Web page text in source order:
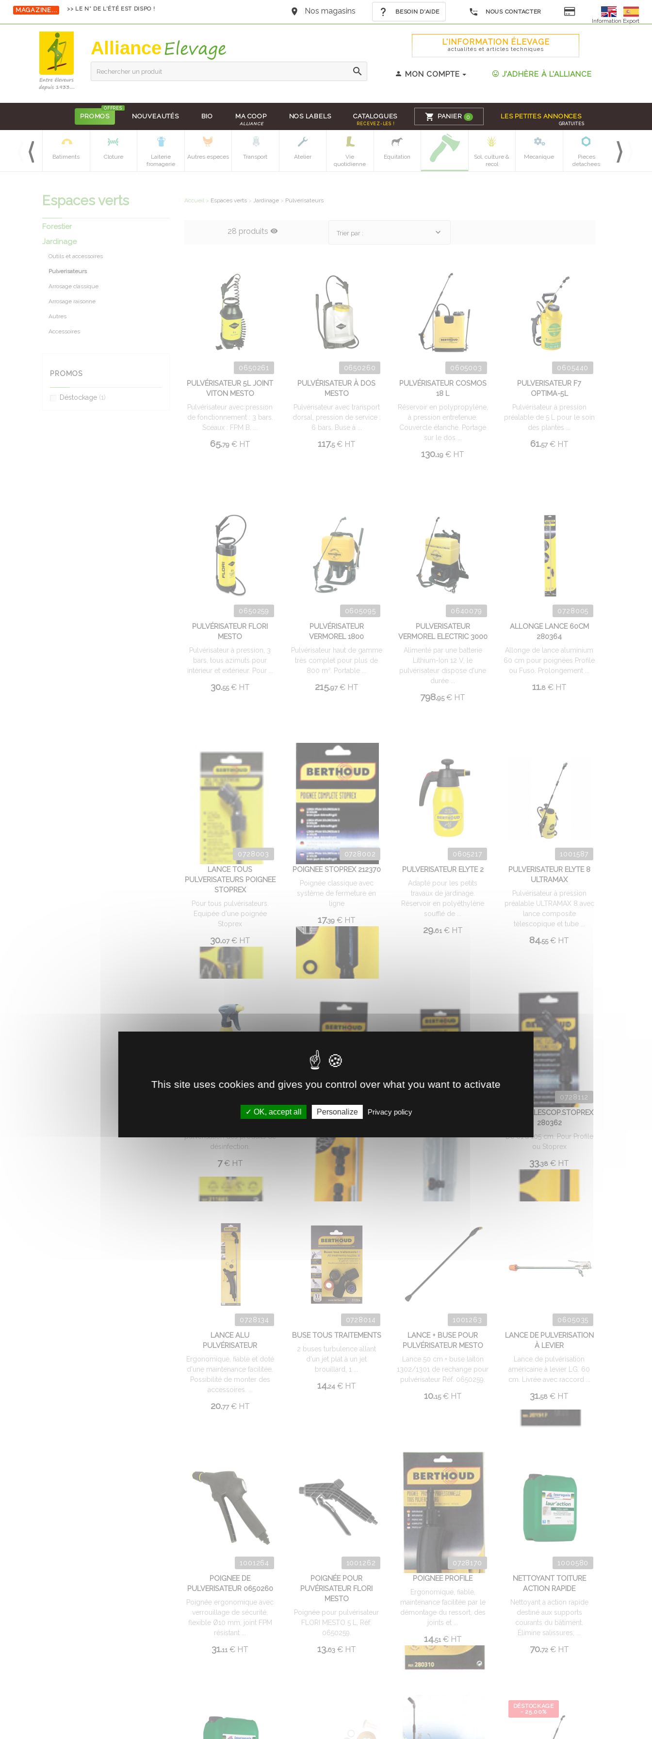
MAGAZINE... >> LE N° DE L'ÉTÉ EST DISPO ! Nos magasins BESOIN D'AIDE
NOUS CONTACTER
Information Export
Alliance
Rechercher un produit
L'INFORMATION ÉLEVAGE
actualités et articles techniques
MON COMPTE J'ADHÈRE À L'ALLIANCE
PROMOS
OFFRES
NOUVEAUTÉS BIO MA COOP
ALLIANCE
NOS LABELS CATALOGUES
RECEVEZ-LES !
PANIER 0 LES PETITES ANNONCES
GRATUITES
Equipements
Batiments Cloture
Laiterie
fromagerie
Autres especes Transport Atelier
Vie
quotidienne
Equitation
Sol, culture &
recol
Mecanique
Pieces
detachees
Accueil > Espaces verts > Jardinage > Pulverisateurs
28 produits Trier par :
0650261
PULVÉRISATEUR 5L JOINT
VITON MESTO
Pulvérisateur avec pression
de fonctionnement : 3 bars.
Sceaux : FPM B. ...
65.79 €HT
0650260
PULVÉRISATEUR À DOS
MESTO
Pulvérisateur avec transport
dorsal, pression de service :
6 bars. Buse à ...
117.5 €HT
0605003
PULVÉRISATEUR COSMOS
18 L
Réservoir en polypropylène,
à pression entretenue.
Couvercle étanche. Portage
sur le dos ...
130.19 € HT
0605440
PULVERISATEUR F7
OPTIMA-5L
Pulvérisateur à pression
préalable de 5 L pour le soin
des plantes ...
61.57 €HT
0650259
PULVÉRISATEUR FLORI
MESTO
Pulvérisateur à pression, 3
bars, tous azimuts pour
intérieur et extérieur. Pour ...
30.55 €HT
0605095
PULVÉRISATEUR
VERMOREL 1800
Pulvérisateur haut de gamme
très complet pour plus de
800 m². Portable ...
215.97 €HT
0640079
PULVERISATEUR
VERMOREL ELECTRIC 3000
Alimenté par une batterie
Lithium-Ion 12 V, le
pulvérisateur dispose d'une
durée ...
798.95 € HT
0728005
ALLONGE LANCE 60CM
280364
Allonge de lance aluminium
60 cm pour poignées Profile
ou Fuso. Prolongement ...
11.8 €HT
0728003
LANCE TOUS
PULVERISATEURS POIGNEE
STOPREX
Pour tous pulvérisateurs.
Equipée d'une poignée
Stoprex
30.07 €HT
0728002
POIGNEE STOPREX 212370
Poignée classique avec
système de fermeture en
ligne
17.39 €HT
0605217
PULVERISATEUR ELYTE 2
Adapté pour les petits
travaux de jardinage.
Réservoir en polyéthylène
soufflé de ...
29.61 €HT
1001587
PULVERISATEUR ELYTE 8
ULTRAMAX
Pulvérisateur à pression
préalable ULTRAMAX 8 avec
lance composite
télescopique et tube ...
84.55 € HT
PULVERISATEUR F1
pulvérisation des produits de
désinfection.
7 €HT
RAMPE 3 JETS 255044 RAMPE 4 JETS 215071
0728112
TUBE TELESCOP.STOPREX
280362
De 61 à 105 cm. Pour Profile
ou Stoprex
33.38 € HT
0728134
LANCE ALU
PULVÉRISATEUR
Ergonomique, fiable et doté
d'une maintenance facilitée.
Possibilité de monter des
accessoires. ...
20.77 €HT
0728014
BUSE TOUS TRAITEMENTS
2 buses turbulence allant
d'un jet plat à un jet
brouillard, 1 ...
14.24 €HT
1001263
LANCE + BUSE POUR
PULVÉRISATEUR MESTO
Lance 50 cm + buse laiton
1302/1301 de rechange pour
pulvérisateur Réf. 0650259.
10.15 €HT
0605035
LANCE DE PULVERISATION
À LEVIER
Lance de pulvérisation
américaine à levier LG. 60
cm. Livrée avec raccord ...
31.58 € HT
1001264
POIGNEE DE
PULVERISATEUR 0650260
Poignée ergonomique avec
verrouillage de sécurité,
flexible Ø10 mm, joint FPM
résistant ...
31.11 € HT
1001262
POIGNÉE POUR
PUVÉRISATEUR FLORI
MESTO
Poignée pour pulvérisateur
FLORI MESTO 5 L, Réf.
0650259.
13.63 €HT
0728170
POIGNEE PROFILE
Ergonomique, fiable,
maintenance facilitée par le
démontage du ressort, des
joints et ...
14.51 €HT
1000580
NETTOYANT TOITURE
ACTION RAPIDE
Nettoyant à action rapide
destiné aux supports
courants du bâtiment.
Élimine salissures, ...
70.72 €HT
DÉSTOCKAGE
- 25.00%
Espaces verts
Forestier
Jardinage
Outils et accessoires
Pulverisateurs
Arrosage classique
Arrosage raisonne
Autres
Accessoires
PROMOS
Déstockage (1)
This site uses cookies and gives you control over what you want to activate
OK, accept all Personalize Privacy policy